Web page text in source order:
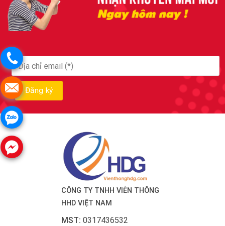
CÔNG TY TNHH VIỄN THÔNG
HHD VIỆT NAM
MST: 0317436532